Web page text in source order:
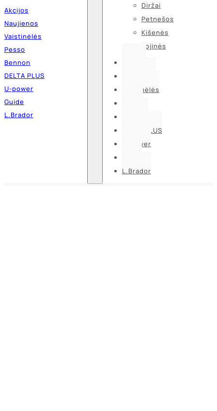
Akcijos
Naujienos
Vaistinėlės
Pesso
Bennon
DELTA PLUS
U-power
Guide
L.Brador
Diržai
Petnešos
Kišenės
Kojinės
Vaistinėlės
DELTA PLUS
U-power
L.Brador